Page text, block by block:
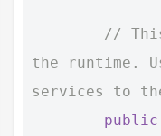
//
the runtime.
services to
public